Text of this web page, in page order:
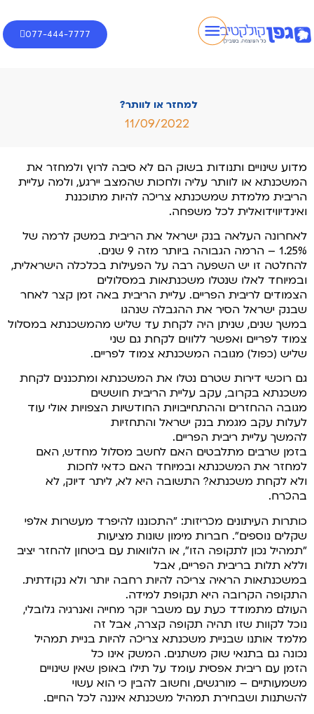
077-444-7777
למחזר או לוותר?
11/09/2022
מדוע שינויים ותנודות בשוק הם לא סיבה לרוץ ולמחזר את
המשכנתא או לוותר עליה ולחכות שהמצב יירגע, ולמה עליית
הריבית מלמדת שמשכנתא צריכה להיות מתוכננת
ואינדיווידואלית לכל משפחה.
לאחרונה העלאה בנק ישראל את הריבית במשק לרמה של
1.25% – הרמה הגבוהה ביותר מזה 9 שנים.
להחלטה זו יש השפעה רבה על הפעילות בכלכלה הישראלית,
ובמיוחד לאלו שנטלו משכנתאות במסלולים
הצמודים לריבית הפריים. עליית הריבית באה זמן קצר לאחר
שבנק ישראל הסיר את ההגבלה שנהגו
במשך שנים, שניתן היה לקחת עד שליש מהמשכנתא במסלול
צמוד לפריים ואפשר ללווים לקחת גם שני
שליש (כפול) מגובה המשכנתא צמוד לפריים.
גם רוכשי דירות שטרם נטלו את המשכנתא ומתכננים לקחת
משכנתא בקרוב, עקב עליית הריבית חוששים
מגובה ההחזרים וההתחייבויות החודשיות הצפויות אולי עוד
לעלות עקב מגמת בנק ישראל והתחזיות
להמשך עליית ריבית הפריים.
בזמן שרבים מתלבטים האם לחשב מסלול מחדש, האם
למחזר את המשכנתא ובמיוחד האם כדאי לחכות
ולא לקחת משכנתא? התשובה היא לא, ליתר דיוק, לא
בהכרח.
כותרות העיתונים מכריזות: "התכוננו להיפרד מעשרות אלפי
שקלים נוספים". חברות מימון שונות מציעות
"תמהיל נכון לתקופה הזו", או הלוואות עם ביטחון להחזר יציב
וללא תלות בריבית הפריים, אבל
במשכנתאות הראיה צריכה להיות רחבה יותר ולא נקודתית.
התקופה הקרובה היא תקופת למידה.
העולם מתמודד כעת עם משבר יוקר מחייה ואנרגיה גלובלי,
נוכל לקוות שזו תהיה תקופה קצרה, אבל זה
מלמד אותנו שבניית משכנתא צריכה להיות בניית תמהיל
נכונה גם בתנאי שוק משתנים. המשק אינו כל
הזמן עם ריבית אפסית עומד על תילו באופן שאין שינויים
משמעותיים – מורגשים, וחשוב להבין כי הוא עשוי
להשתנות ושבחירת תמהיל משכנתא איננה לכל החיים.